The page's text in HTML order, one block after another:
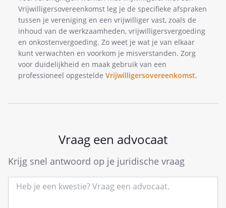
Vrijwilligersovereenkomst leg je de specifieke afspraken
tussen je vereniging en een vrijwilliger vast, zoals de
inhoud van de werkzaamheden, vrijwilligersvergoeding
en onkostenvergoeding. Zo weet je wat je van elkaar
kunt verwachten en voorkom je misverstanden. Zorg
voor duidelijkheid en maak gebruik van een
professioneel opgestelde Vrijwilligersovereenkomst.
Vraag een advocaat
Krijg snel antwoord op je juridische vraag